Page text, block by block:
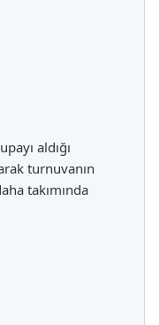
aldığı
turnuvanın
takımında